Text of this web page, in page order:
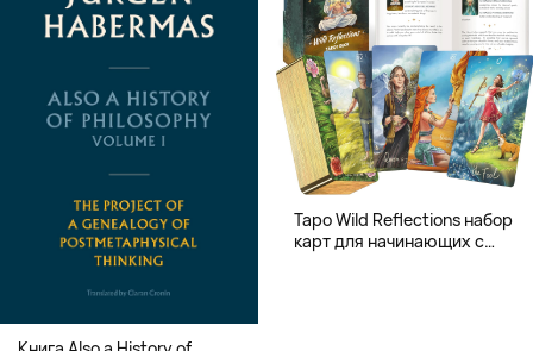
Таро Wild Reflections набор
карт для начинающих с